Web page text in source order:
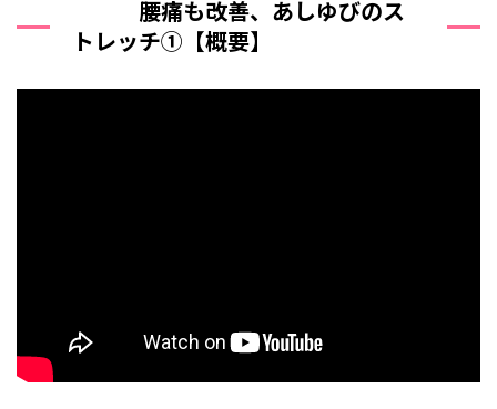
腰痛も改善、あしゆびのス
トレッチ①【概要】